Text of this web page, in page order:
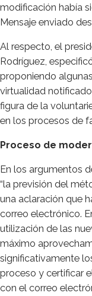
modificación había
Mensaje enviado
Al respecto, el
Rodríguez,
proponiendo
virtualidad
figura de la
en los procesos de
Proceso de
En los argumentos
“la previsión del
una aclaración que
correo electrónico.
utilización de las
máximo
significativamente
proceso y certificar
con el correo